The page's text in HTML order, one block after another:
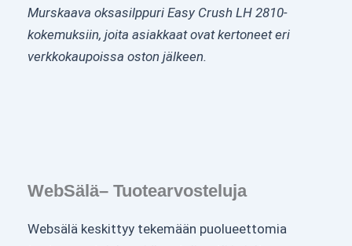
Murskaava oksasilppuri Easy Crush LH 2810-
kokemuksiin, joita asiakkaat ovat kertoneet eri
verkkokaupoissa oston jälkeen.
WebSälä– Tuotearvosteluja
Websälä keskittyy tekemään puolueettomia